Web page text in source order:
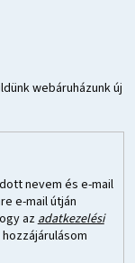
webáruházunk új
nevem és e-mail
e-mail útján
az adatkezelési